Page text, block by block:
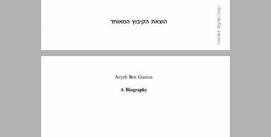
תוכן העניינים ... 5